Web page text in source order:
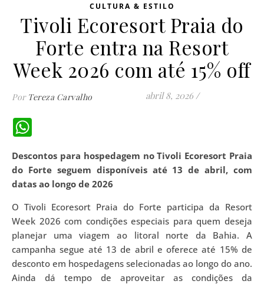
CULTURA & ESTILO
Tivoli Ecoresort Praia do
Forte entra na Resort
Week 2026 com até 15% off
abril 8, 2026 /
Por Tereza Carvalho
Descontos para hospedagem no Tivoli Ecoresort Praia
do Forte seguem disponíveis até 13 de abril, com
datas ao longo de 2026
O Tivoli Ecoresort Praia do Forte participa da Resort
Week 2026 com condições especiais para quem deseja
planejar uma viagem ao litoral norte da Bahia. A
campanha segue até 13 de abril e oferece até 15% de
desconto em hospedagens selecionadas ao longo do ano.
Ainda dá tempo de aproveitar as condições da